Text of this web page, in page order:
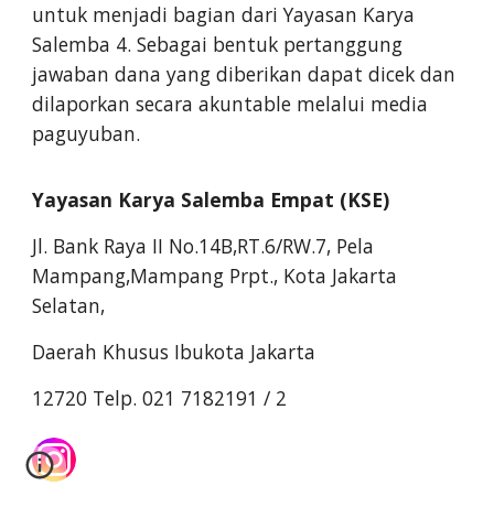
untuk menjadi bagian dari Yayasan Karya
Salemba 4. Sebagai bentuk pertanggung
jawaban dana yang diberikan dapat dicek dan
dilaporkan secara akuntable melalui media
paguyuban.
Yayasan Karya Salemba Empat (KSE)
Jl. Bank Raya II No.14B,RT.6/RW.7, Pela
Mampang,Mampang Prpt., Kota Jakarta
Selatan,
Daerah Khusus Ibukota Jakarta
12720 Telp. 021 7182191 / 2